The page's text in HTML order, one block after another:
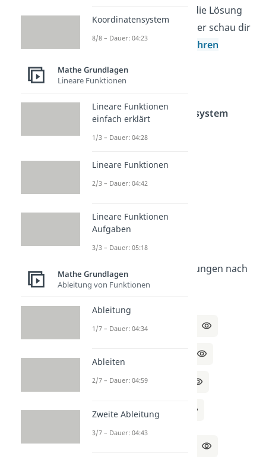
Probleme haben, decke die Lösung
Schritt-für-Schritt auf, oder schau dir
das Gleichsetzungsverfahren
Hinweis:÷ 2
Löse das Gleichungssystem
II:2x + y – 4 = 1
II:4x – 2y + 6 = 2
Lösung:
a) Stelle beide Gleichungen nach
x um:
I: 4x – 3y + 2 = 5 | -2
⇔ 4x = 3 + 3y | ÷4
⇔ x = (3 + 3y) / 4
Koordinatensystem
8/8 – Dauer: 04:23
Mathe Grundlagen
Lineare Funktionen
Lineare Funktionen
einfach erklärt
1/3 – Dauer: 04:28
Lineare Funktionen
2/3 – Dauer: 04:42
Lineare Funktionen
Aufgaben
3/3 – Dauer: 05:18
Mathe Grundlagen
Ableitung von Funktionen
Ableitung
1/7 – Dauer: 04:34
Ableiten
2/7 – Dauer: 04:59
Zweite Ableitung
3/7 – Dauer: 04:43